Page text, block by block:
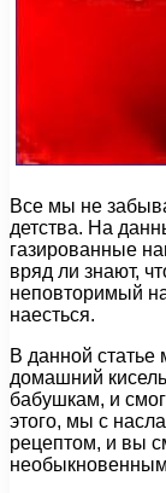
Все мы не
детства. На
газированные
вряд ли знают,
неповторимый
наесться.
В данной статье
домашний
бабушкам, и
этого, мы с
рецептом, и вы